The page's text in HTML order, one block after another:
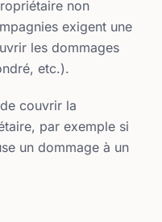
non
exigent une
les dommages
etc.).
couvrir la
par exemple si
un dommage à un